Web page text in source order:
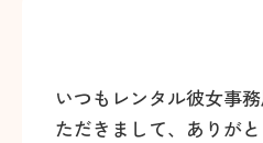
いつもレンタル彼女事
ただきまして、ありがと